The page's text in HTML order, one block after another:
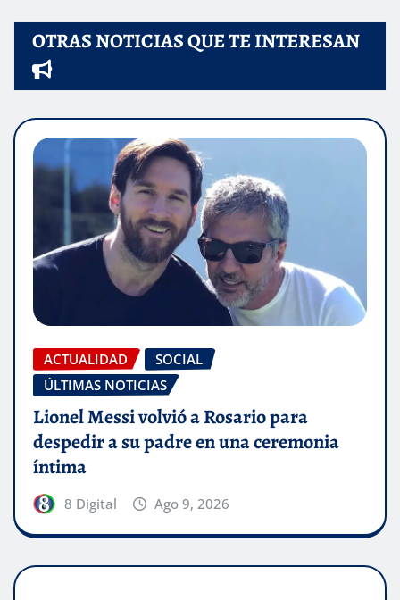
OTRAS NOTICIAS QUE TE INTERESAN
ACTUALIDAD
SOCIAL
ÚLTIMAS NOTICIAS
Lionel Messi volvió a Rosario para
despedir a su padre en una ceremonia
íntima
8 Digital Ago 9, 2026